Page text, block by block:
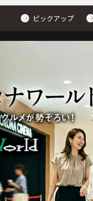
ピックアップ